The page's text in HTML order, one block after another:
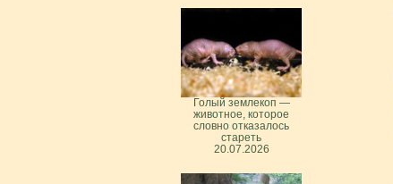
Голый землекоп —
животное, которое
словно отказалось
стареть
20.07.2026